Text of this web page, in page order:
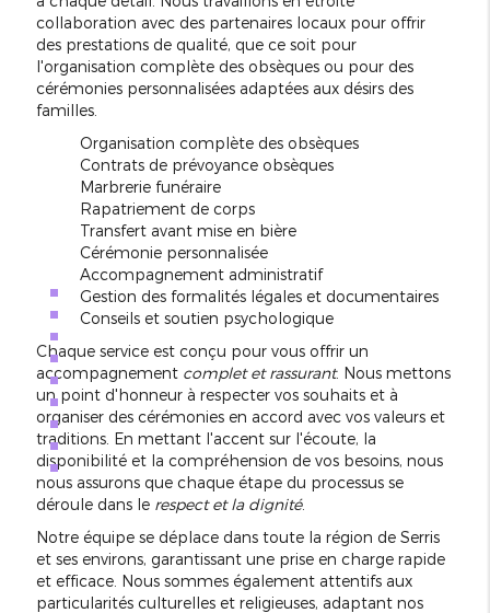
collaboration avec des partenaires locaux pour offrir
des prestations de qualité, que ce soit pour
l'organisation complète des obsèques ou pour des
cérémonies personnalisées adaptées aux désirs des
familles.
Organisation complète des obsèques
Contrats de prévoyance obsèques
Marbrerie funéraire
Rapatriement de corps
Transfert avant mise en bière
Cérémonie personnalisée
Accompagnement administratif
Gestion des formalités légales et documentaires
Conseils et soutien psychologique
Chaque service est conçu pour vous offrir un
accompagnement complet et rassurant. Nous mettons
un point d'honneur à respecter vos souhaits et à
organiser des cérémonies en accord avec vos valeurs et
traditions. En mettant l'accent sur l'écoute, la
disponibilité et la compréhension de vos besoins, nous
nous assurons que chaque étape du processus se
déroule dans le respect et la dignité.
Notre équipe se déplace dans toute la région de Serris
et ses environs, garantissant une prise en charge rapide
et efficace. Nous sommes également attentifs aux
particularités culturelles et religieuses, adaptant nos